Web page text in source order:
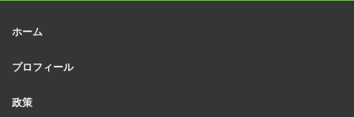
ホーム
プロフィール
政策